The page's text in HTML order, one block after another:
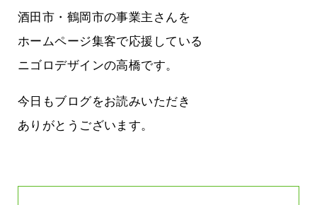
酒田市・鶴岡市の事業主さんを
ホームページ集客で応援している
ニゴロデザインの高橋です。
今日もブログをお読みいただき
ありがとうございます。
を持
です
ニゴロ通信８月号が届きました！まも
なくまちがい探しが変わります
2026.07.27